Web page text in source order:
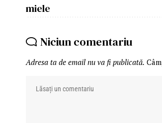
Niciun comentariu
Adresa ta de email nu va fi publicată.